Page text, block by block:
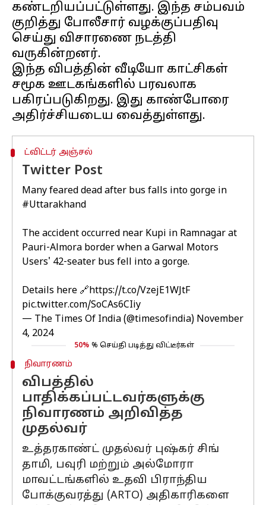
கண்டறியப்பட்டுள்ளது. இந்த சம்பவம்
குறித்து போலீசார் வழக்குப்பதிவு
செய்து விசாரணை நடத்தி
வருகின்றனர்.
இந்த விபத்தின் வீடியோ காட்சிகள்
சமூக ஊடகங்களில் பரவலாக
பகிரப்படுகிறது. இது காண்போரை
ட்விட்டர் அஞ்சல்
Twitter Post
Many feared dead after bus falls into gorge in
#Uttarakhand
The accident occurred near Kupi in Ramnagar at
Pauri-Almora border when a Garwal Motors
Users' 42-seater bus fell into a gorge.
Details here 🔗https://t.co/VzejE1WJtF
pic.twitter.com/SoCAs6CIiy
— The Times Of India (@timesofindia) November
4, 2024
50% % செய்தி படித்து விட்டீர்கள்
நிவாரணம்
விபத்தில்
பாதிக்கப்பட்டவர்களுக்கு
நிவாரணம் அறிவித்த
முதல்வர்
உத்தரகாண்ட் முதல்வர் புஷ்கர் சிங்
தாமி, பவுரி மற்றும் அல்மோரா
மாவட்டங்களில் உதவி பிராந்திய
போக்குவரத்து (ARTO) அதிகாரிகளை